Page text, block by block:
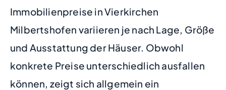
Immobilienpreise in Vierkirchen
Milbertshofen variieren je nach Lage, Größe
und Ausstattung der Häuser. Obwohl
konkrete Preise unterschiedlich ausfallen
können, zeigt sich allgemein ein